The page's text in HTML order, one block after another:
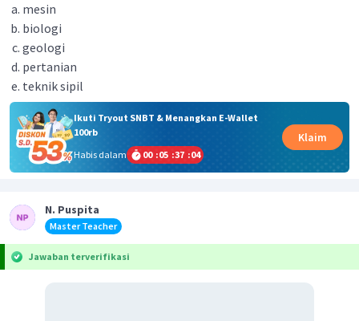
mesin
biologi
geologi
pertanian
teknik sipil
Ikuti Tryout SNBT & Menangkan E-Wallet
100rb
Habis dalam
00 :05 :37 :03
Klaim
N. Puspita
Master Teacher
Jawaban terverifikasi